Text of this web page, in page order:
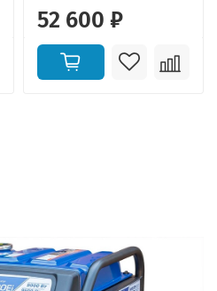
52 600 ₽